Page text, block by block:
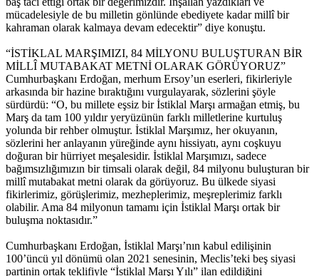
mücadelesiyle de bu milletin gönlünde ebediyete kadar millî bir
kahraman olarak kalmaya devam edecektir” diye konuştu.
“İSTİKLAL MARŞIMIZI, 84 MİLYONU BULUŞTURAN BİR
MİLLÎ MUTABAKAT METNİ OLARAK GÖRÜYORUZ”
Cumhurbaşkanı Erdoğan, merhum Ersoy’un eserleri, fikirleriyle
arkasında bir hazine bıraktığını vurgulayarak, sözlerini şöyle
sürdürdü: “O, bu millete eşsiz bir İstiklal Marşı armağan etmiş, bu
Marş da tam 100 yıldır yeryüzünün farklı milletlerine kurtuluş
yolunda bir rehber olmuştur. İstiklal Marşımız, her okuyanın,
sözlerini her anlayanın yüreğinde aynı hissiyatı, aynı coşkuyu
doğuran bir hürriyet meşalesidir. İstiklal Marşımızı, sadece
bağımsızlığımızın bir timsali olarak değil, 84 milyonu buluşturan bir
millî mutabakat metni olarak da görüyoruz. Bu ülkede siyasi
fikirlerimiz, görüşlerimiz, mezheplerimiz, meşreplerimiz farklı
olabilir. Ama 84 milyonun tamamı için İstiklal Marşı ortak bir
buluşma noktasıdır.”
Cumhurbaşkanı Erdoğan, İstiklal Marşı’nın kabul edilişinin
100’üncü yıl dönümü olan 2021 senesinin, Meclis’teki beş siyasi
partinin ortak teklifiyle “İstiklal Marşı Yılı” ilan edildiğini